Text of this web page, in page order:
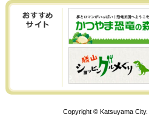
Copyright © Katsuyama City.